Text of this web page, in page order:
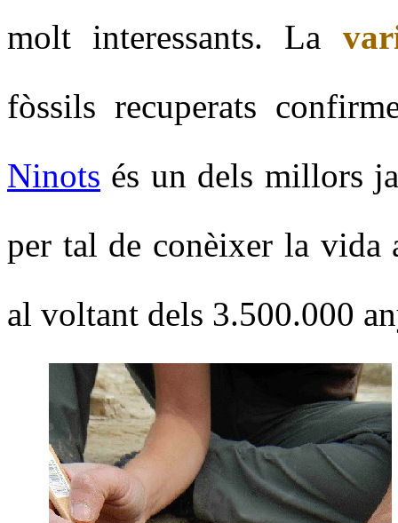
molt interessants. La
fòssils recuperats
Ninots és un dels millors
per tal de conèixer la vida
al voltant dels 3.500.000